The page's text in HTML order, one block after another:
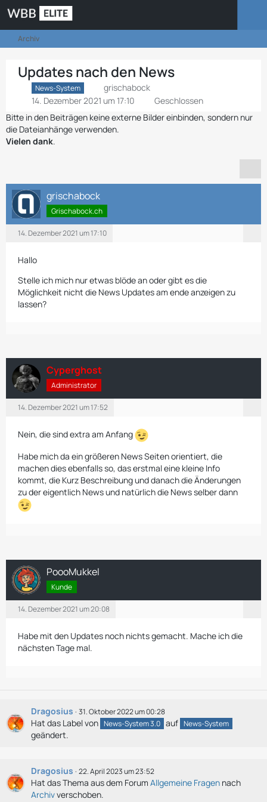
Archiv
Updates nach den News
News-System
grischabock
14. Dezember 2021 um 17:10
Geschlossen
Bitte in den Beiträgen keine externe Bilder einbinden, sondern nur
die Dateianhänge verwenden.
Vielen dank.
grischabock
Grischabock.ch
14. Dezember 2021 um 17:10
Hallo
Stelle ich mich nur etwas blöde an oder gibt es die
Möglichkeit nicht die News Updates am ende anzeigen zu
lassen?
Cyperghost
Administrator
14. Dezember 2021 um 17:52
Nein, die sind extra am Anfang
Habe mich da ein größeren News Seiten orientiert, die
machen dies ebenfalls so, das erstmal eine kleine Info
kommt, die Kurz Beschreibung und danach die Änderungen
zu der eigentlich News und natürlich die News selber dann
PoooMukkel
Kunde
14. Dezember 2021 um 20:08
Habe mit den Updates noch nichts gemacht. Mache ich die
nächsten Tage mal.
Dragosius 31. Oktober 2022 um 00:28
Hat das Label von News-System 3.0 auf News-System
geändert.
Dragosius 22. April 2023 um 23:52
Hat das Thema aus dem Forum Allgemeine Fragen nach
Archivverschoben.